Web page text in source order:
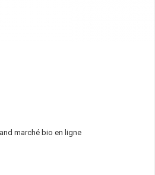
marché bio en ligne